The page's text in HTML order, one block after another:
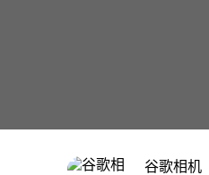
谷歌相机